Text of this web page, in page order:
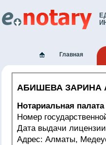
Главная
АБИШЕВА ЗАРИНА
Нотариальная
Адрес: Алматы, Медеуский район, проспект Достык, 52/2, 6 этаж, в